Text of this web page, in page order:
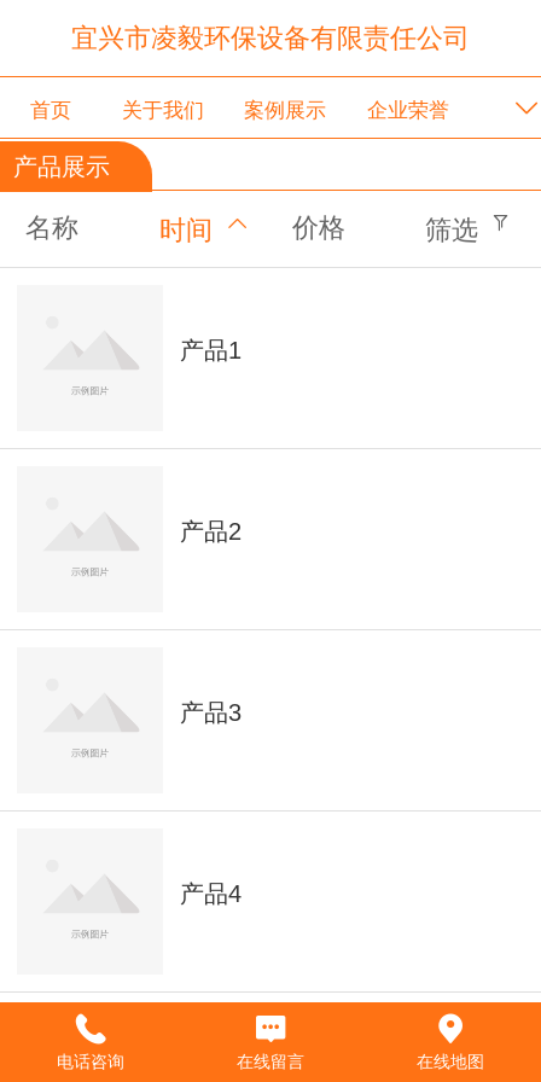
宜兴市凌毅环保设备有限责任公司
首页 关于我们 案例展示 企业荣誉
联系我们
产品展示
名称 时间 价格 筛选
产品1
产品2
产品3
产品4
产品5
电话咨询 在线留言 在线地图